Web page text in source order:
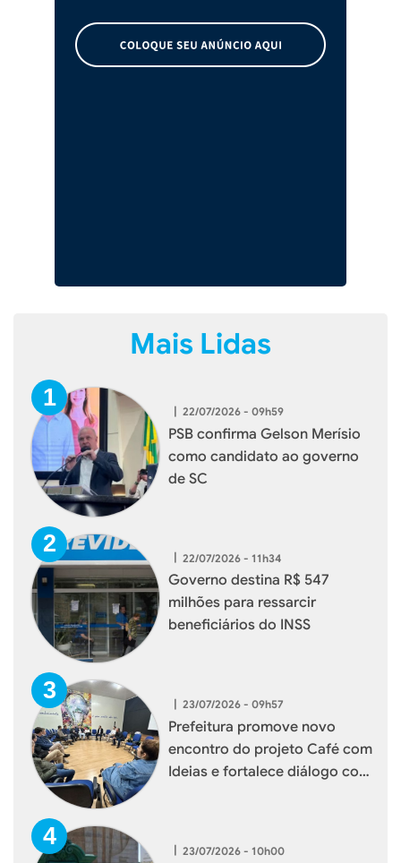
Mais Lidas
| 22/07/2026 - 09h59
PSB confirma Gelson Merísio
como candidato ao governo
de SC
| 22/07/2026 - 11h34
Governo destina R$ 547
milhões para ressarcir
beneficiários do INSS
| 23/07/2026 - 09h57
Prefeitura promove novo
encontro do projeto Café com
Ideias e fortalece diálogo com
| 23/07/2026 - 10h00